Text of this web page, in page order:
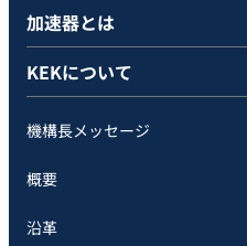
加速器とは
KEKについて
機構長メッセージ
概要
沿革